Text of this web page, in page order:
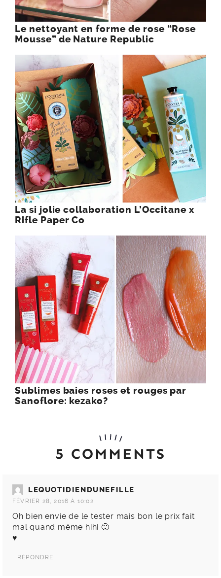
Le nettoyant en forme de rose “Rose
Mousse” de Nature Republic
La si jolie collaboration L’Occitane x
Rifle Paper Co
Sublimes baies roses et rouges par
Sanoflore: kezako?
5 COMMENTS
LEQUOTIDIENDUNEFILLE
FÉVRIER 28, 2016 À 10:02
Oh bien envie de le tester mais bon le prix fait
mal quand même hihi 🙂
♥
RÉPONDRE